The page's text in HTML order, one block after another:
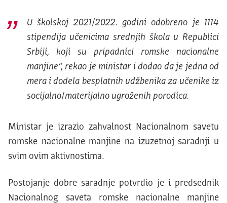
U školskoj 2021/2022. godini odobreno je 1114
stipendija učenicima srednjih škola u Republici
Srbiji, koji su pripadnici romske nacionalne
manjine“, rekao je ministar i dodao da je jedna od
mera i dodela besplatnih udžbenika za učenike iz
socijalno/materijalno ugroženih porodica.
Ministar je izrazio zahvalnost Nacionalnom savetu
romske nacionalne manjine na izuzetnoj saradnji u
svim ovim aktivnostima.
Postojanje dobre saradnje potvrdio je i predsednik
Nacionalnog saveta romske nacionalne manjine